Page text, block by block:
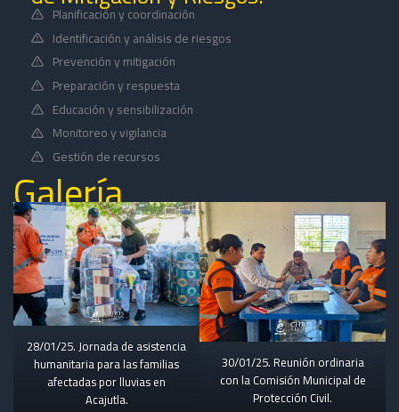
Planificación y coordinación
Identificación y análisis de riesgos
Prevención y mitigación
Preparación y respuesta
Educación y sensibilización
Monitoreo y vigilancia
Gestión de recursos
Galería
28/01/25. Jornada de asistencia
humanitaria para las familias
afectadas por lluvias en
Acajutla.
30/01/25. Reunión ordinaria
con la Comisión Municipal de
Protección Civil.